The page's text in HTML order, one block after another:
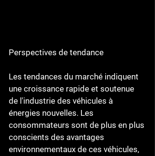
Perspectives de tendance
Les tendances du marché indiquent
une croissance rapide et soutenue
de l'industrie des véhicules à
énergies nouvelles. Les
consommateurs sont de plus en plus
conscients des avantages
environnementaux de ces véhicules,